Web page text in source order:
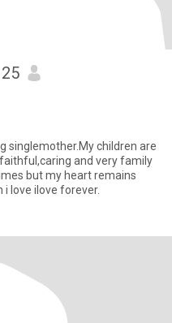
singlemother.My children are
and very family
but my heart remains
i love ilove forever.